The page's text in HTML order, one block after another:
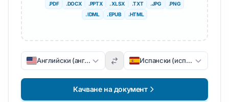
.PDF .DOCX .PPTX . XLSX .TXT .JPG
.PNG
. IDML
. EPUB .HTML
Английски (английски) Испански (испански)
Качване на документ